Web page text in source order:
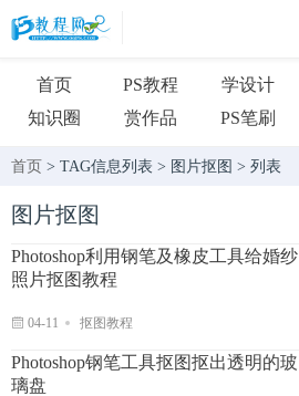
首页 PS教程 学设计
知识圈
赏作品 PS笔刷
首页 > TAG信息列表 > 图片抠图 > 列表
图片抠图
Photoshop利用钢笔及橡皮工具给婚纱
照片抠图教程
04-11 抠图教程
Photoshop钢笔工具抠图抠出透明的玻
璃盘